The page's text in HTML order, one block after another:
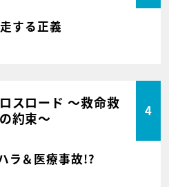
する正義
スロード ～救命救
約束～
4
ラ＆医療事故!?